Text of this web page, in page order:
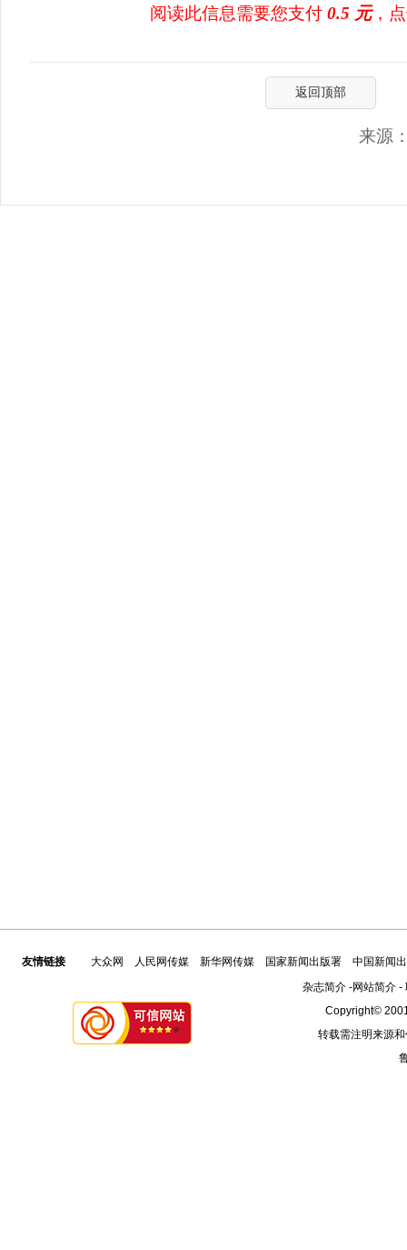
阅读此信息需要您支付 0.5 元，
返回顶部
来源
友情链接 大众网 人民网传媒 新华网传媒 国家新闻出版署
中国新闻
杂志简介-网站简介-
Copyright©
转载需注明来源